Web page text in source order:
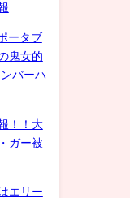
ータブ
鬼女的
バーハ
！！大
ガー被
エリー